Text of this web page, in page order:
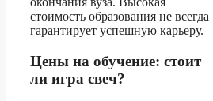
стоимость образования не всегда
гарантирует успешную карьеру.
Цены на обучение: стоит
ли игра свеч?